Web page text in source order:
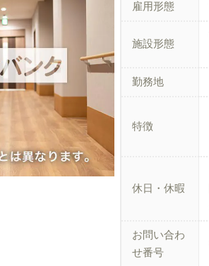
雇用形態
施設形態
勤務地
特徴
休日・休暇
お問い合わ
せ番号